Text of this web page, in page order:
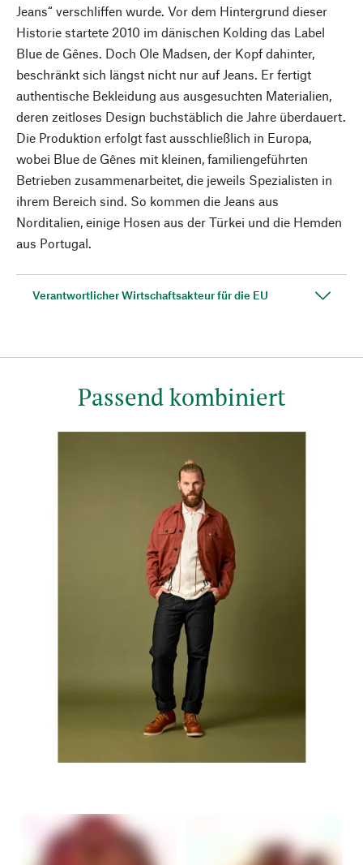
Jeans“ verschliffen wurde. Vor dem Hintergrund dieser
Historie startete 2010 im dänischen Kolding das Label
Blue de Gênes. Doch Ole Madsen, der Kopf dahinter,
beschränkt sich längst nicht nur auf Jeans. Er fertigt
authentische Bekleidung aus ausgesuchten Materialien,
deren zeitloses Design buchstäblich die Jahre überdauert.
Die Produktion erfolgt fast ausschließlich in Europa,
wobei Blue de Gênes mit kleinen, familiengeführten
Betrieben zusammenarbeitet, die jeweils Spezialisten in
ihrem Bereich sind. So kommen die Jeans aus
Norditalien, einige Hosen aus der Türkei und die Hemden
aus Portugal.
Verantwortlicher Wirtschaftsakteur für die EU
Passend kombiniert